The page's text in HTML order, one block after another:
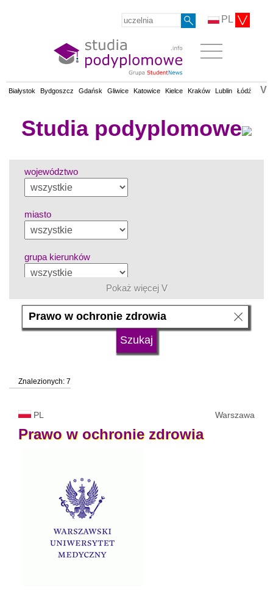
PL
Białystok Bydgoszcz Gdańsk Gliwice Katowice Kielce Kraków Lublin Łódź V
Studia podyplomowe
województwo
miasto
grupa kierunków
język
status uczelni
Pokaż więcej V
Znalezionych: 7
PL Warszawa
Prawo w ochronie zdrowia